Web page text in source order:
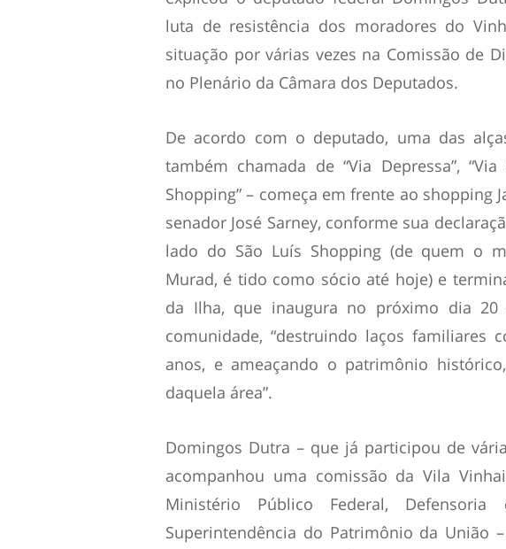
luta de resistência dos moradores do
situação por várias vezes na Comissão de
no Plenário da Câmara dos Deputados.
De acordo com o deputado, uma das
também chamada de “Via Depressa”,
Shopping” – começa em frente ao shopping
senador José Sarney, conforme sua
lado do São Luís Shopping (de quem o
Murad, é tido como sócio até hoje) e
da Ilha, que inaugura no próximo dia
comunidade, “destruindo laços familiares
anos, e ameaçando o patrimônio
daquela área”.
Domingos Dutra – que já participou de
acompanhou uma comissão da Vila
Ministério Público Federal,
Superintendência do Patrimônio da União